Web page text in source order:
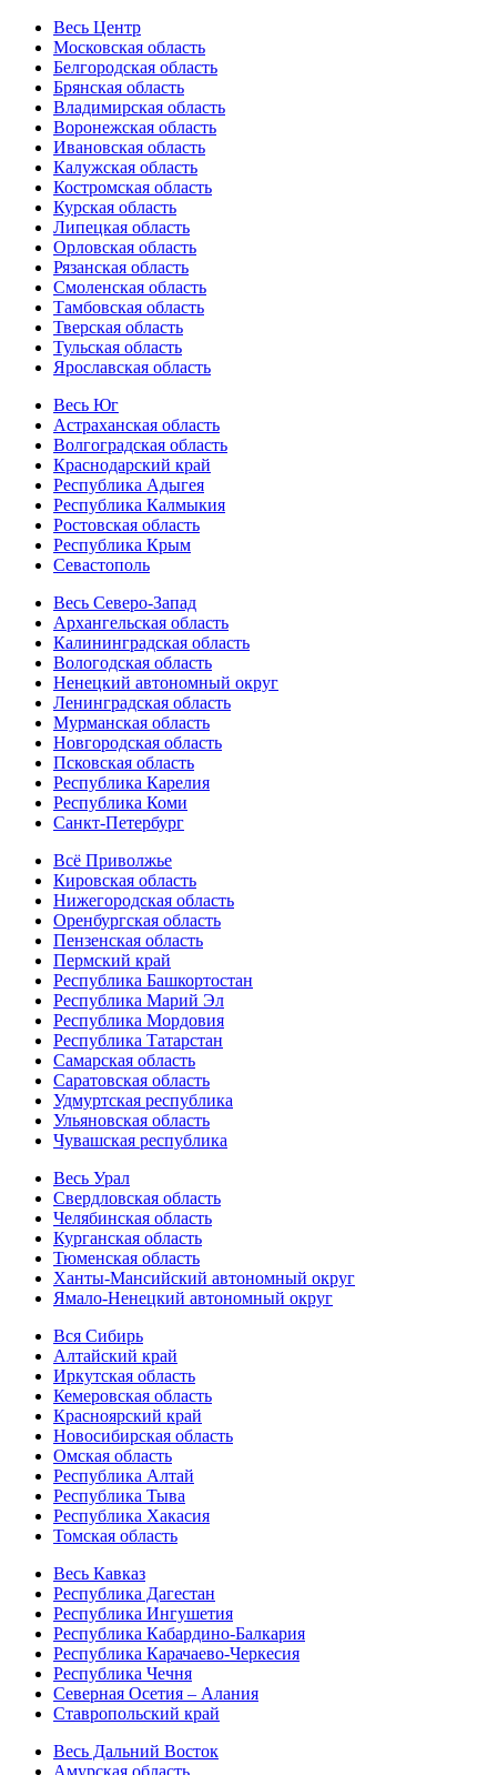
Весь Центр
Московская область
Белгородская область
Брянская область
Владимирская область
Воронежская область
Ивановская область
Калужская область
Костромская область
Курская область
Липецкая область
Орловская область
Рязанская область
Смоленская область
Тамбовская область
Тверская область
Тульская область
Ярославская область
Весь Юг
Астраханская область
Волгоградская область
Краснодарский край
Республика Адыгея
Республика Калмыкия
Ростовская область
Республика Крым
Севастополь
Весь Северо-Запад
Архангельская область
Калининградская область
Вологодская область
Ненецкий автономный округ
Ленинградская область
Мурманская область
Новгородская область
Псковская область
Республика Карелия
Республика Коми
Санкт-Петербург
Всё Приволжье
Кировская область
Нижегородская область
Оренбургская область
Пензенская область
Пермский край
Республика Башкортостан
Республика Марий Эл
Республика Мордовия
Республика Татарстан
Самарская область
Саратовская область
Удмуртская республика
Ульяновская область
Чувашская республика
Весь Урал
Свердловская область
Челябинская область
Курганская область
Тюменская область
Ханты-Мансийский автономный округ
Ямало-Ненецкий автономный округ
Вся Сибирь
Алтайский край
Иркутская область
Кемеровская область
Красноярский край
Новосибирская область
Омская область
Республика Алтай
Республика Тыва
Республика Хакасия
Томская область
Весь Кавказ
Республика Дагестан
Республика Ингушетия
Республика Кабардино-Балкария
Республика Карачаево-Черкесия
Республика Чечня
Северная Осетия – Алания
Ставропольский край
Весь Дальний Восток
Амурская область